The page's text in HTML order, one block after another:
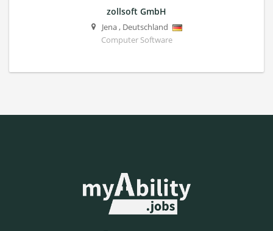
zollsoft GmbH
Jena, Deutschland
Computer Software